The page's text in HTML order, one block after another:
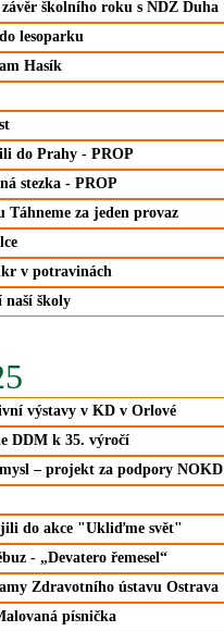
školního roku s NDZ Duha
lesoparku
Hasík
do Prahy - PROP
stezka - PROP
za jeden provaz
v potravinách
naší školy
výstavy v KD v Orlové
DDM k 35. výročí
– projekt za podpory NOKD
do akce "Ukliďme svět"
- „Devatero řemesel“
Zdravotního ústavu Ostrava
písnička